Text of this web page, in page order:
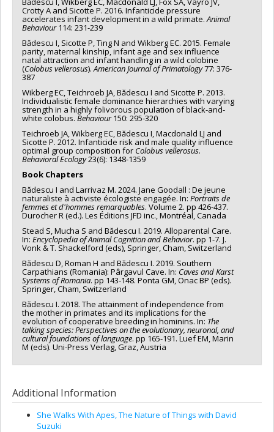
Crotty A and Sicotte P. 2016. Infanticide pressure
accelerates infant development in a wild primate.Animal
Behaviour114: 231-239
Bădescu I, Sicotte P, Ting N and Wikberg EC. 2015. Female
parity, maternal kinship, infant age and sex influence
natal attraction and infant handling in a wild colobine
(Colobus vellerosus).American Journal of Primatology77: 376-
387
Wikberg EC, Teichroeb JA, Bădescu I and Sicotte P. 2013.
Individualistic female dominance hierarchies with varying
strength in a highly folivorous population of black-and-
white colobus. Behaviour150: 295-320
Teichroeb JA, Wikberg EC, Bădescu I, Macdonald LJ and
Sicotte P. 2012. Infanticide risk and male quality influence
optimal group composition for Colobus vellerosus.
Behavioral Ecology23(6): 1348-1359
Book Chapters
Bădescu I and Larrivaz M. 2024. Jane Goodall : De jeune
naturaliste à activiste écologiste engagée. In: Portraits de
femmes et d'hommes remarquables. Volume 2. pp 426-437.
Durocher R (ed.). Les Éditions JFD inc., Montréal, Canada
Stead S, Mucha S and Bădescu I. 2019. Alloparental Care.
In: Encyclopedia of Animal Cognition and Behavior. pp 1-7. J.
Vonk & T. Shackelford (eds), Springer, Cham, Switzerland
Bădescu D, Roman H and Bădescu I. 2019. Southern
Carpathians (Romania): Pârgavul Cave. In: Caves and Karst
Systems of Romania. pp 143-148. Ponta GM, Onac BP (eds).
Springer, Cham, Switzerland
Bădescu I. 2018. The attainment of independence from
the mother in primates and its implications for the
evolution of cooperative breeding in hominins. In: The
talking species: Perspectives on the evolutionary, neuronal, and
cultural foundations of language. pp 165-191. Luef EM, Marin
M (eds). Uni-Press Verlag, Graz, Austria
Additional Information
She Walks With Apes, The Nature of Things with David
Suzuki